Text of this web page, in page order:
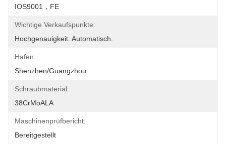
IOS9001，FE
Wichtige Verkaufspunkte:
Hochgenauigkeit. Automatisch.
Hafen:
Shenzhen/Guangzhou
Schraubmaterial:
38CrMoALA
Maschinenprüfbericht:
Bereitgestellt